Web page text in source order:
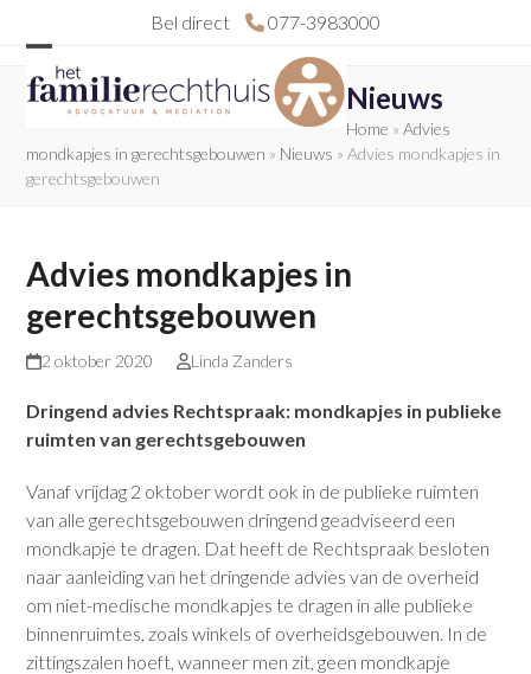
content
Bel direct 077-3983000
Open
mobile
menu
Close
mobile
menu
Nieuws
Home »Advies
mondkapjes in gerechtsgebouwen » Nieuws »Advies mondkapjes in
gerechtsgebouwen
Advies mondkapjes in
gerechtsgebouwen
2 oktober 2020 Linda Zanders
Dringend advies Rechtspraak: mondkapjes in publieke
ruimten van gerechtsgebouwen
Vanaf vrijdag 2 oktober wordt ook in de publieke ruimten
van alle gerechtsgebouwen dringend geadviseerd een
mondkapje te dragen. Dat heeft de Rechtspraak besloten
naar aanleiding van het dringende advies van de overheid
om niet-medische mondkapjes te dragen in alle publieke
binnenruimtes, zoals winkels of overheidsgebouwen. In de
zittingszalen hoeft, wanneer men zit, geen mondkapje